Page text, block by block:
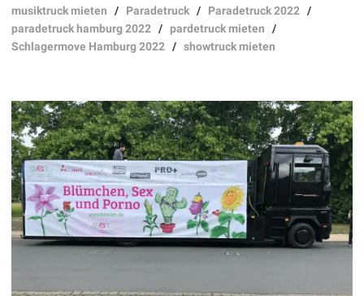
musiktruck mieten / Paradetruck / Paradetruck 2022 /
paradetruck hamburg 2022 /pardetruck mieten /
Schlagermove Hamburg 2022 /showtruck mieten